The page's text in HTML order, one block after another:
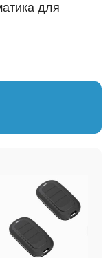
для